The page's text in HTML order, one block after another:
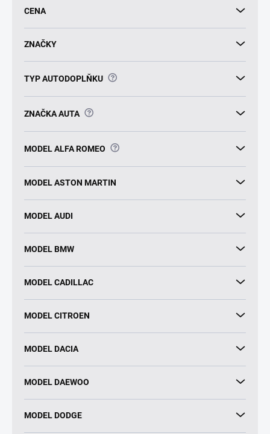
CENA
ZNAČKY
TYP AUTODOPLŇKU ?
ZNAČKA AUTA ?
MODEL ALFA ROMEO ?
MODEL ASTON MARTIN
MODEL AUDI
MODEL BMW
MODEL CADILLAC
MODEL CITROEN
MODEL DACIA
MODEL DAEWOO
MODEL DODGE